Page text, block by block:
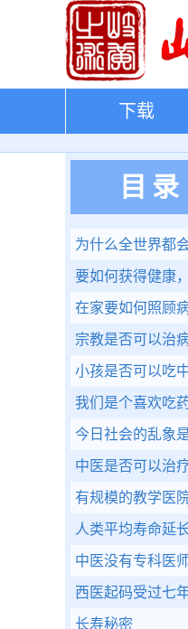
下载
目录
为什么全世界都
要如何获得健康
在家要如何照顾
宗教是否可以治
小孩是否可以吃
我们是个喜欢吃
今日社会的乱象
中医是否可以治
有规模的教学医
人类平均寿命延
中医没有专科医
西医起码受过七
长寿秘密